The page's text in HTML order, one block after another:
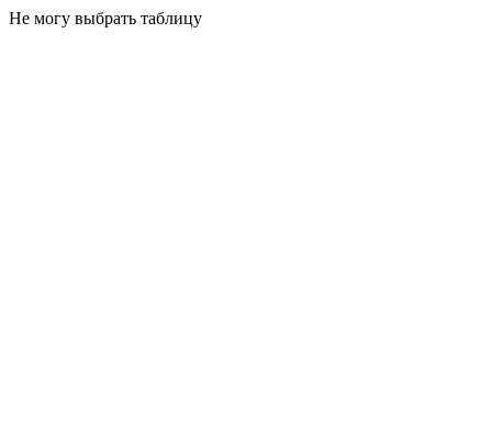
Не могу выбрать таблицу